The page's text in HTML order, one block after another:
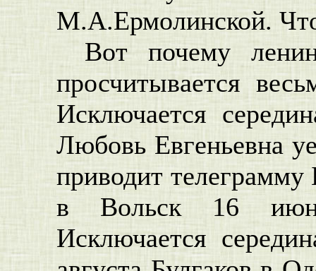
М.А.Ермолинской. Что
Вот почему
просчитывается
Исключается
Любовь Евгеньевна
приводит телеграмму
в Вольск 16
Исключается